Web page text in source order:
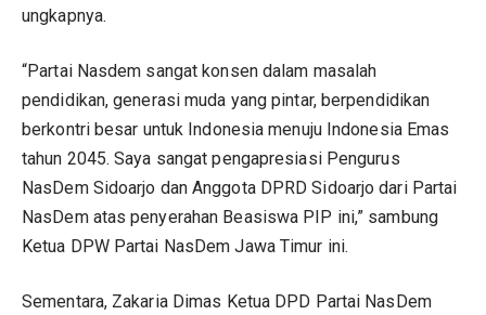
ungkapnya.
“Partai Nasdem sangat konsen dalam masalah
pendidikan, generasi muda yang pintar, berpendidikan
berkontri besar untuk Indonesia menuju Indonesia Emas
tahun 2045. Saya sangat pengapresiasi Pengurus
NasDem Sidoarjo dan Anggota DPRD Sidoarjo dari Partai
NasDem atas penyerahan Beasiswa PIP ini,” sambung
Ketua DPW Partai NasDem Jawa Timur ini.
Sementara, Zakaria Dimas Ketua DPD Partai NasDem